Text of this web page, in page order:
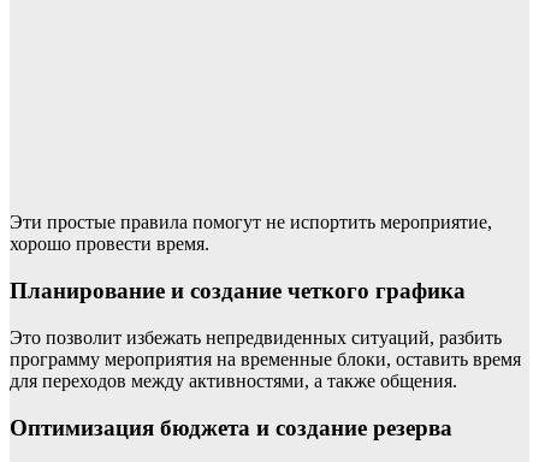
Эти простые правила помогут не испортить мероприятие,
хорошо провести время.
Планирование и создание четкого графика
Это позволит избежать непредвиденных ситуаций, разбить
программу мероприятия на временные блоки, оставить время
для переходов между активностями, а также общения.
Оптимизация бюджета и создание резерва